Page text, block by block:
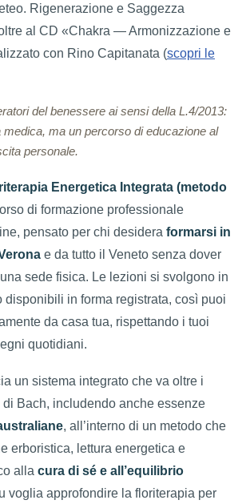
Rigenerazione e Saggezza
al CD «Chakra — Armonizzazione e
con Rino Capitanata (scopri le
del benessere ai sensi della L.4/2013:
medica, ma un percorso di educazione al
personale.
Energetica Integrata (metodo
di formazione professionale
pensato per chi desidera formarsi in
e da tutto il Veneto senza dover
sede fisica. Le lezioni si svolgono in
disponibili in forma registrata, così puoi
da casa tua, rispettando i tuoi
quotidiani.
un sistema integrato che va oltre i
Bach, includendo anche essenze
, all’interno di un metodo che
erboristica, lettura energetica e
alla cura di sé e all’equilibrio
voglia approfondire la floriterapia per